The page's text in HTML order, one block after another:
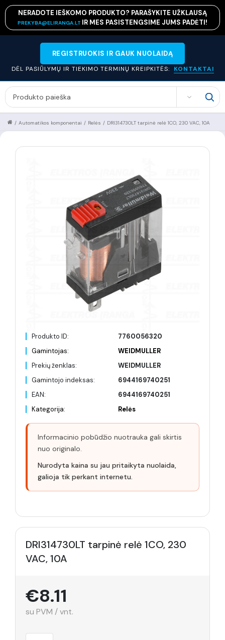
NERADOTE IEŠKOMO PRODUKTO? PARAŠYKITE UŽKLAUSĄ
PREKYBA@ELIRANGA.LT IR MES PASISTENGSIME JUMS PADĖTI!
REGISTRUOKIS IR GAUK NUOLAIDĄ
DĖL PASIŪLYMŲ IR TIEKIMO TERMINŲ KREIPKITĖS: KONTAKTAI
SEARCH
DRI314730LT tarpinė relė 1CO, 230 VAC, 10A
/
Relės
/
Automatikos komponentai
/
Produkto ID:
7760056320
Gamintojas:
WEIDMULLER
Prekių ženklas:
WEIDMULLER
Gamintojo indeksas:
6944169740251
EAN:
6944169740251
Kategorija:
Relės
Informacinio pobūdžio nuotrauka gali skirtis
nuo originalo.
Nurodyta kaina su jau pritaikyta nuolaida,
galioja tik perkant internetu.
DRI314730LT tarpinė relė 1CO, 230
VAC, 10A
€8.11
su PVM / vnt.